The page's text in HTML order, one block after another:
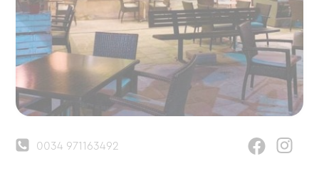
0034 971163492